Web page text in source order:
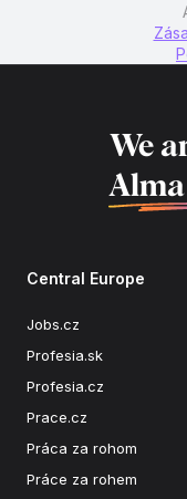
We
Central Europe
Jobs.cz
Profesia.sk
Profesia.cz
Prace.cz
Práca za rohom
Práce za rohem